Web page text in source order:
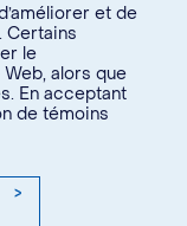
réservés.
et de
Certains
le
alors que
En acceptant
de témoins
>